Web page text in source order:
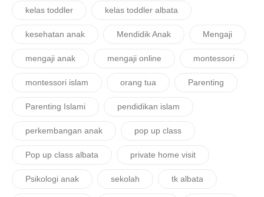
kelas toddler kelas toddler albata
kesehatan anak Mendidik Anak Mengaji
mengaji anak mengaji online montessori
montessori islam orang tua Parenting
Parenting Islami pendidikan islam
perkembangan anak pop up class
Pop up class albata private home visit
Psikologi anak sekolah tk albata